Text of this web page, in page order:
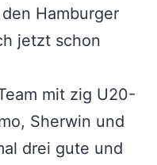
Hamburger
jetzt schon
mit zig U20-
Sherwin und
drei gute und